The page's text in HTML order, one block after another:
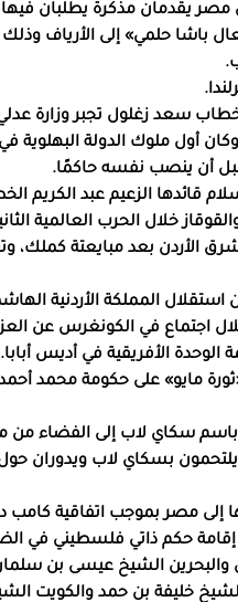
مصر يقدمان مذكرة يطلبان
حلمي» إلى الأرياف وذلك في
وكان أول ملوك الدولة
شرق الأردن بعد مبايعتة كملك،
باسم سكاي لاب إلى الفضاء من
مصر بموجب اتفاقية كامب
حكم ذاتي فلسطيني في
والبحرين الشيخ عيسى بن
خليفة بن حمد والكويت